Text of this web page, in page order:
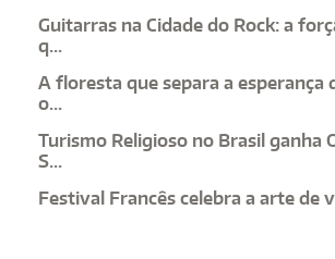
Guitarras na Cidade do Rock: a
q...
A floresta que separa a esperança
o...
Turismo Religioso no Brasil ganha
S...
Festival Francês celebra a arte de